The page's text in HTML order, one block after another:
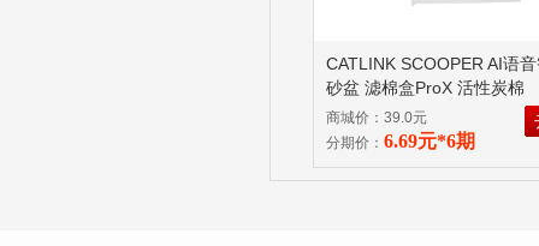
CATLINK SCOOPER AI语
砂盆 滤棉盒ProX 活性炭棉
商城价：39.0元
分期价： 6.69元*6期